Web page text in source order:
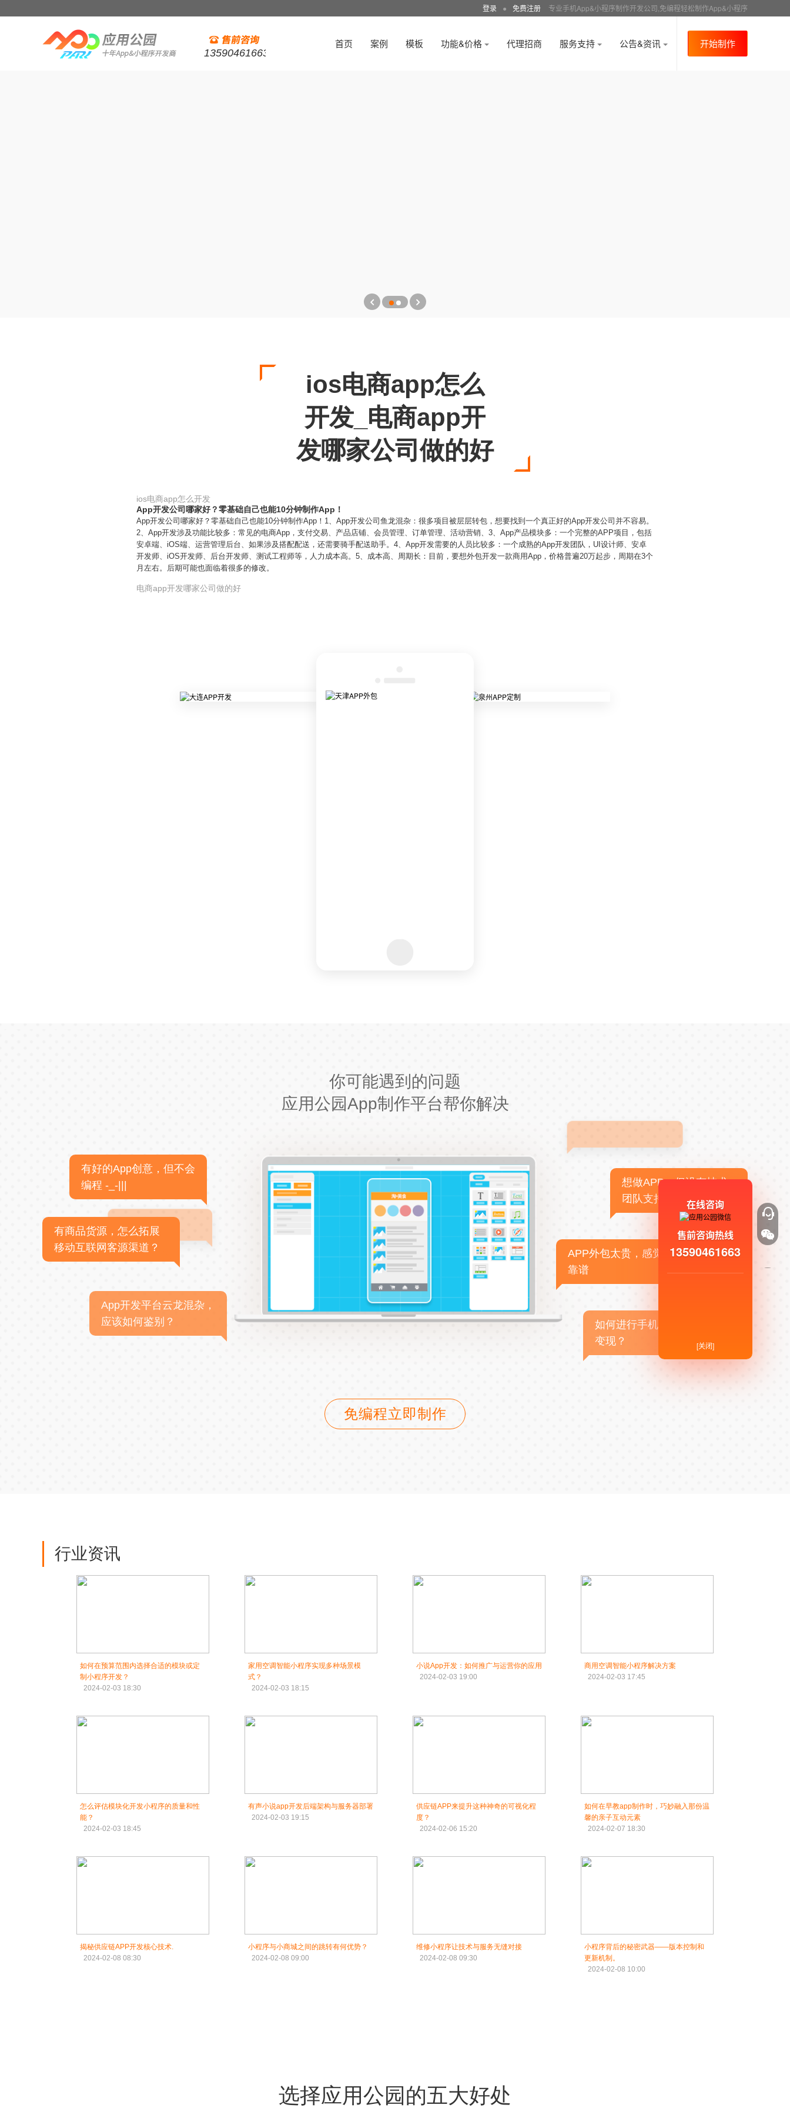
登录 ● 免费注册 专业手机App&小程序制作开发公司,免编程轻松制作App&小程序
13590461663
首页 案例 模板 功能&价格 代理招商 服务支持 公告&资讯 开始制作
ios电商app怎么
开发_电商app开
发哪家公司做的好
ios电商app怎么开发
App开发公司哪家好？零基础自己也能10分钟制作App！
App开发公司哪家好？零基础自己也能10分钟制作App！1、App开发公司鱼龙混杂：很多项目被层层转包，想要找到一个真正好的App开发公司并不容易。
2、App开发涉及功能比较多：常见的电商App，支付交易、产品店铺、会员管理、订单管理、活动营销、3、App产品模块多：一个完整的APP项目，包括
安卓端、iOS端、运营管理后台、如果涉及搭配配送，还需要骑手配送助手。4、App开发需要的人员比较多：一个成熟的App开发团队，UI设计师、安卓
开发师、iOS开发师、后台开发师、测试工程师等，人力成本高。5、成本高、周期长：目前，要想外包开发一款商用App，价格普遍20万起步，周期在3个
月左右。后期可能也面临着很多的修改。
电商app开发哪家公司做的好
你可能遇到的问题
应用公园App制作平台帮你解决
有好的App创意，但不会
编程 -_-|||
有商品货源，怎么拓展
移动互联网客源渠道？
App开发平台云龙混杂，
应该如何鉴别？
想做APP，但没有技术
团队支持
APP外包太贵，感觉不
靠谱
如何进行手机APP商业
变现？
免编程立即制作
行业资讯
如何在预算范围内选择合适的模块或定
制小程序开发？
2024-02-03 18:30
家用空调智能小程序实现多种场景模
式？
2024-02-03 18:15
小说App开发：如何推广与运营你的应用
2024-02-03 19:00
商用空调智能小程序解决方案
2024-02-03 17:45
怎么评估模块化开发小程序的质量和性
能？
2024-02-03 18:45
有声小说app开发后端架构与服务器部署
2024-02-03 19:15
供应链APP来提升这种神奇的可视化程
度？
2024-02-06 15:20
如何在早教app制作时，巧妙融入那份温
馨的亲子互动元素
2024-02-07 18:30
揭秘供应链APP开发核心技术.
2024-02-08 08:30
小程序与小商城之间的跳转有何优势？
2024-02-08 09:00
维修小程序让技术与服务无缝对接
2024-02-08 09:30
小程序背后的秘密武器——版本控制和
更新机制。
2024-02-08 10:00
选择应用公园的五大好处
在线咨询
售前咨询热线
13590461663
[关闭]